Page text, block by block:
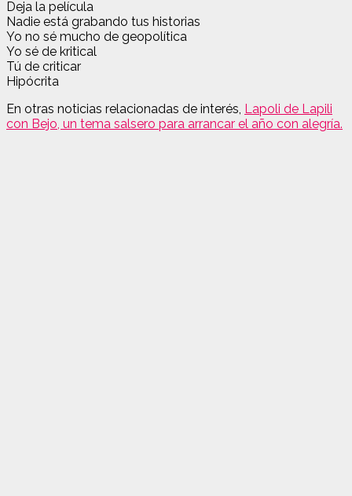
Deja la película
Nadie está grabando tus historias
Yo no sé mucho de geopolítica
Yo sé de kritical
Tú de criticar
Hipócrita
En otras noticias relacionadas de interés, Lapoli de Lapili
con Bejo, un tema salsero para arrancar el año con alegría.